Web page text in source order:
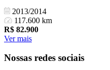
2013/2014
117.600 km
R$ 82.900
Ver mais
Nossas redes sociais